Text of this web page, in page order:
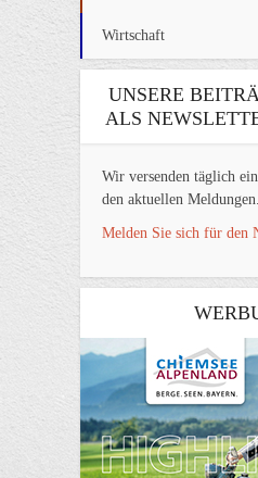
Wirtschaft
UNSERE
ALS
Wir versenden täglich
den aktuellen Meldungen.
Melden Sie sich für den